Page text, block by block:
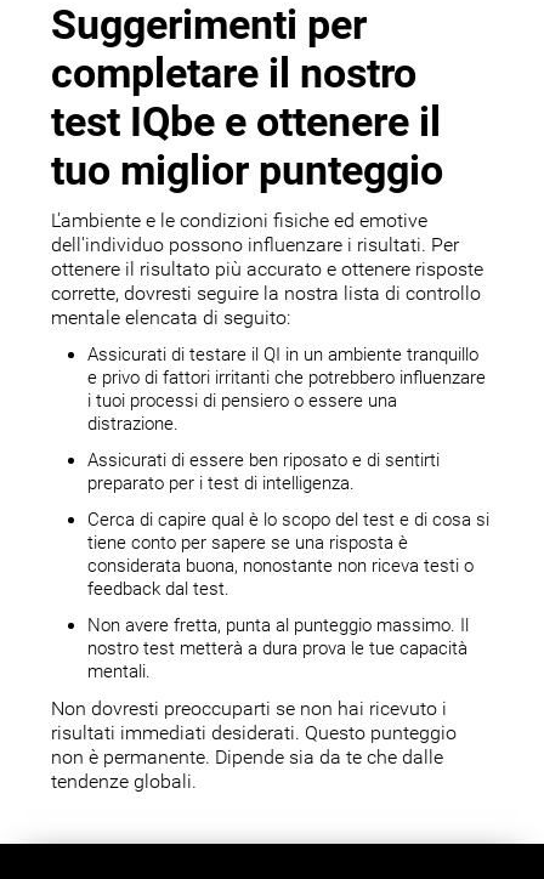
Suggerimenti per
completare il nostro
test IQbe e ottenere il
tuo miglior punteggio
L'ambiente e le condizioni fisiche ed emotive
dell'individuo possono influenzare i risultati. Per
ottenere il risultato più accurato e ottenere risposte
corrette, dovresti seguire la nostra lista di controllo
mentale elencata di seguito:
Assicurati di testare il QI in un ambiente tranquillo
e privo di fattori irritanti che potrebbero influenzare
i tuoi processi di pensiero o essere una
distrazione.
Assicurati di essere ben riposato e di sentirti
preparato per i test di intelligenza.
Cerca di capire qual è lo scopo del test e di cosa si
tiene conto per sapere se una risposta è
considerata buona, nonostante non riceva testi o
feedback dal test.
Non avere fretta, punta al punteggio massimo. Il
nostro test metterà a dura prova le tue capacità
mentali.
Non dovresti preoccuparti se non hai ricevuto i
risultati immediati desiderati. Questo punteggio
non è permanente. Dipende sia da te che dalle
tendenze globali.